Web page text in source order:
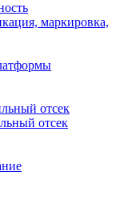
маркировка,
отсек
отсек